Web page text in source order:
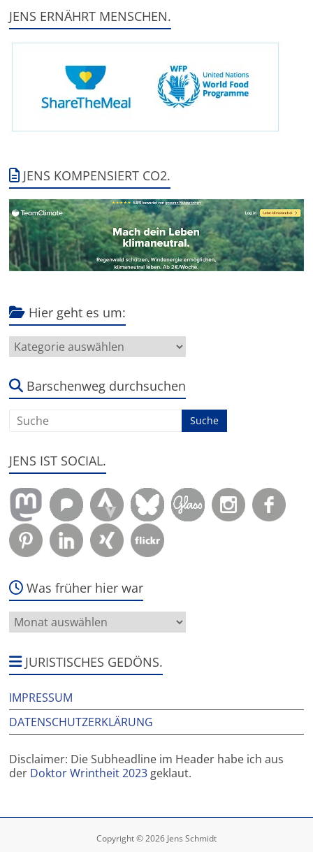
JENS ERNÄHRT MENSCHEN.
JENS KOMPENSIERT CO2.
Hier geht es um:
Hier
geht
um:Barschenweg durchsuchen
JENS IST SOCIAL.
Was früher hier war
Was
früher
warJURISTISCHES GEDÖNS.
IMPRESSUM
DATENSCHUTZERKLÄRUNG
Disclaimer: Die Subheadline im Header habe ich aus
der Doktor Wrintheit 2023 geklaut.
Copyright © 2026 Jens Schmidt